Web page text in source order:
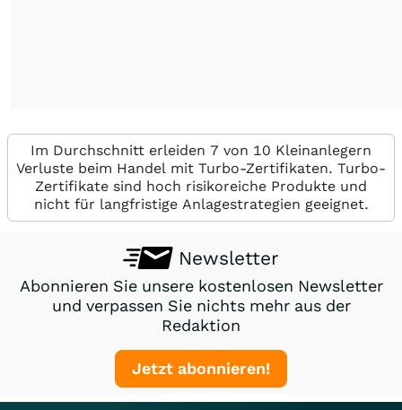
Im Durchschnitt erleiden 7 von 10 Kleinanlegern
Verluste beim Handel mit Turbo-Zertifikaten. Turbo-
Zertifikate sind hoch risikoreiche Produkte und
nicht für langfristige Anlagestrategien geeignet.
Newsletter
Abonnieren Sie unsere kostenlosen Newsletter
und verpassen Sie nichts mehr aus der
Redaktion
Jetzt abonnieren!